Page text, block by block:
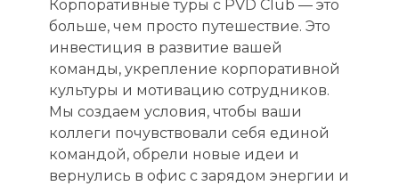
Корпоративные туры с PVD Club — это
больше, чем просто путешествие. Это
инвестиция в развитие вашей
команды, укрепление корпоративной
культуры и мотивацию сотрудников.
Мы создаем условия, чтобы ваши
коллеги почувствовали себя единой
командой, обрели новые идеи и
вернулись в офис с зарядом энергии и